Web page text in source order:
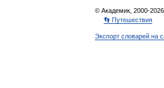
© Академик, 2000-2026
👣 Путешествия
Экспорт словарей на